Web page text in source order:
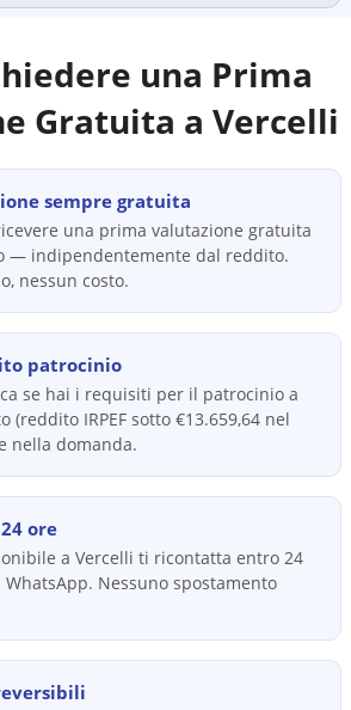
una Prima
Gratuita a Vercelli
sempre gratuita
una prima valutazione gratuita
— indipendentemente dal reddito.
nessun costo.
patrocinio
se hai i requisiti per il patrocinio a
(reddito IRPEF sotto €13.659,64 nel
nella domanda.
ore
a Vercelli ti ricontatta entro 24
Nessuno spostamento